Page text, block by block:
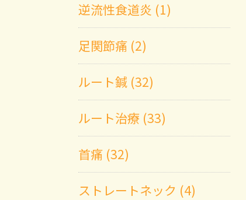
逆流性食道炎 (1)
足関節痛 (2)
ルート鍼 (32)
ルート治療 (33)
首痛 (32)
ストレートネック (4)